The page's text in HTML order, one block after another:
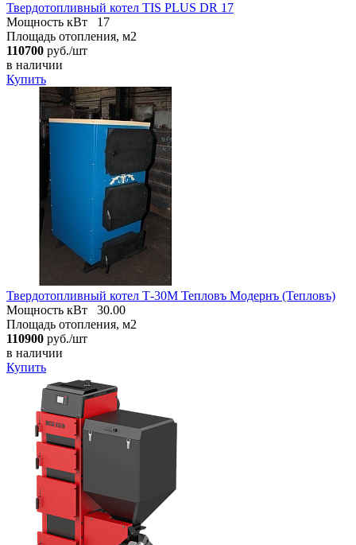
Твердотопливный котел TIS PLUS DR 17
Мощность кВт
17
Площадь отопления, м2
110700 руб./шт
в наличии
Купить
Твердотопливный котел Т-30М Тепловъ Модернъ (Тепловъ)
Мощность кВт
30.00
Площадь отопления, м2
110900 руб./шт
в наличии
Купить